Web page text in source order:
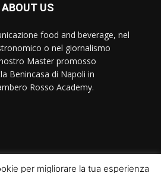
ABOUT US
food and beverage, nel
o nel giornalismo
Master promosso
Benincasa di Napoli in
Rosso Academy.
per migliorare la tua esperienza